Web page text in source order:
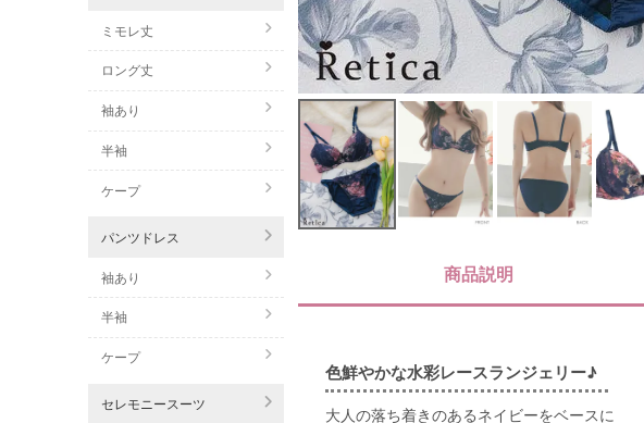
ミモレ丈
ロング丈
袖あり
半袖
ケープ
パンツドレス
袖あり
半袖
ケープ
セレモニースーツ
商品説明
色鮮やかな水彩レースランジェリー♪
大人の落ち着きのあるネイビーをベースに